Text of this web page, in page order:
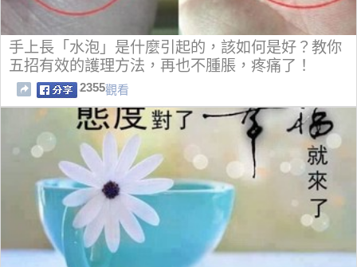
手上長「水泡」是什麼引起的，該如何是好？教你
五招有效的護理方法，再也不腫脹，疼痛了！
2355觀看